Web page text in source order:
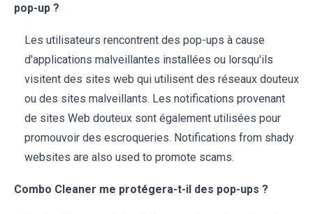
pop-up ?
Les utilisateurs rencontrent des pop-ups à cause
d'applications malveillantes installées ou lorsqu'ils
visitent des sites web qui utilisent des réseaux douteux
ou des sites malveillants. Les notifications provenant
de sites Web douteux sont également utilisées pour
promouvoir des escroqueries. Notifications from shady
websites are also used to promote scams.
Combo Cleaner me protégera-t-il des pop-ups ?